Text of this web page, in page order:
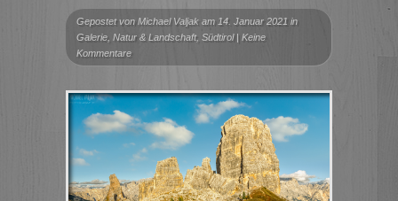
Gepostet von Michael Valjak am 14. Januar 2021 in
Galerie Natur & Landschaft, Südtirol| Keine
Kommentare